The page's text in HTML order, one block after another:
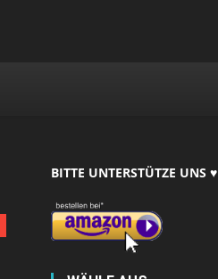
BITTE UNTERSTÜTZE UNS ♥